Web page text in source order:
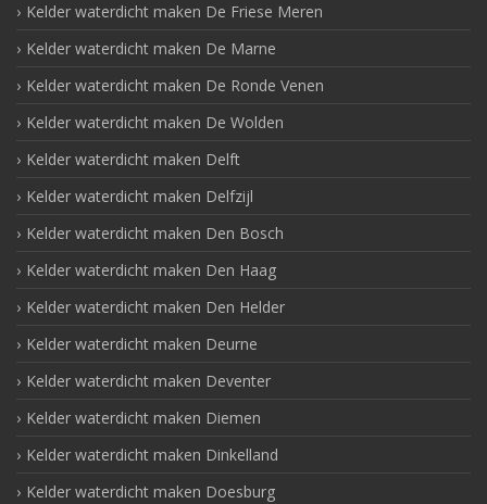
Kelder waterdicht maken De Friese Meren
Kelder waterdicht maken De Marne
Kelder waterdicht maken De Ronde Venen
Kelder waterdicht maken De Wolden
Kelder waterdicht maken Delft
Kelder waterdicht maken Delfzijl
Kelder waterdicht maken Den Bosch
Kelder waterdicht maken Den Haag
Kelder waterdicht maken Den Helder
Kelder waterdicht maken Deurne
Kelder waterdicht maken Deventer
Kelder waterdicht maken Diemen
Kelder waterdicht maken Dinkelland
Kelder waterdicht maken Doesburg